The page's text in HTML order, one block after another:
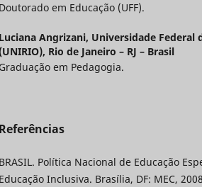
Doutorado em Educação (UFF).
Luciana Angrizani, Universidade Federal
(UNIRIO), Rio de Janeiro – RJ – Brasil
Graduação em Pedagogia.
Referências
BRASIL. Política Nacional de Educação
Educação Inclusiva. Brasília, DF: MEC,